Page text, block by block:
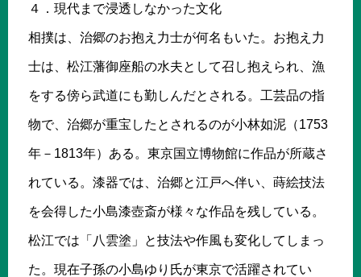
４．現代まで浸透しなかった文化
相撲は、治郷のお抱え力士が何名もいた。お抱え力
士は、松江藩御座船の水夫として召し抱えられ、漁
をする傍ら武道にも勤しんだとされる。工芸品の指
物で、治郷が重宝したとされるのが小林如泥（1753
年－1813年）ある。東京国立博物館に作品が所蔵さ
れている。漆器では、治郷と江戸へ伴い、蒔絵技法
を会得した小島漆壺斎が様々な作品を残している。
松江では「八雲塗」と技法や作風も変化してしまっ
た。現在子孫の小島ゆり氏が東京で活躍されてい